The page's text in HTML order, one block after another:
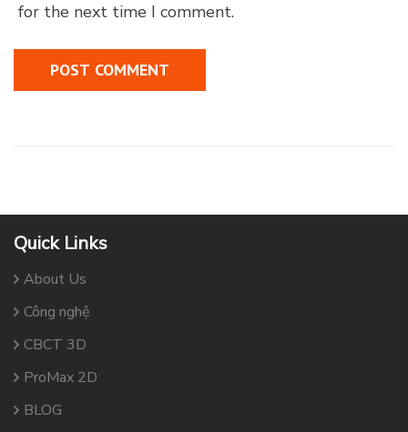
for the next time I comment.
Quick Links
About Us
Công nghệ
CBCT 3D
ProMax 2D
BLOG